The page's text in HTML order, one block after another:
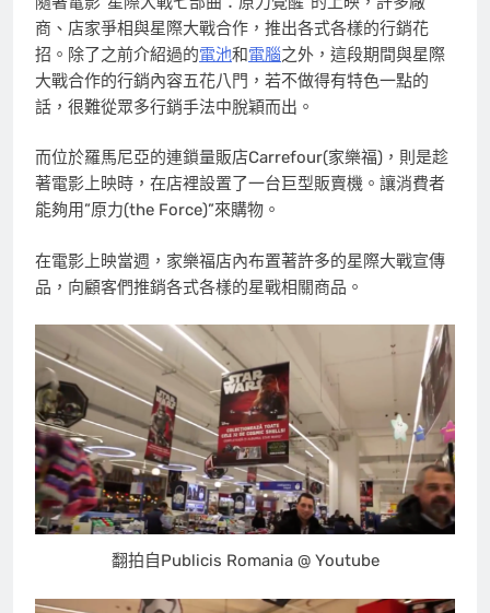
商、店家爭相與星際大戰合作，推出各式各樣的行銷花
招。除了之前介紹過的電池和電腦之外，這段期間與星際
大戰合作的行銷內容五花八門，若不做得有特色一點的
話，很難從眾多行銷手法中脫穎而出。
而位於羅馬尼亞的連鎖量販店Carrefour(家樂福)，則是趁
著電影上映時，在店裡設置了一台巨型販賣機。讓消費者
能夠用”原力(the Force)”來購物。
在電影上映當週，家樂福店內布置著許多的星際大戰宣傳
品，向顧客們推銷各式各樣的星戰相關商品。
翻拍自Publicis Romania @ Youtube